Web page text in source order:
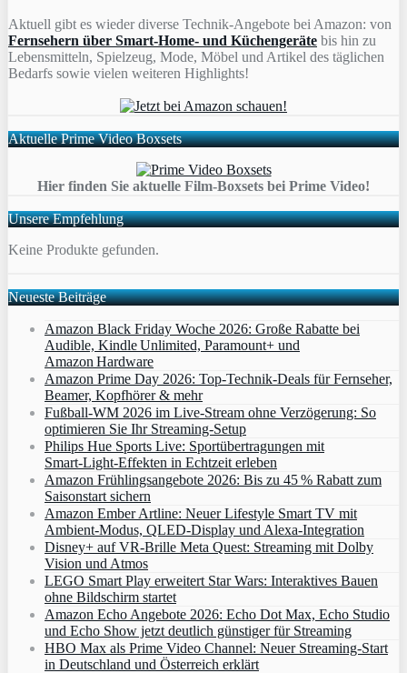
Aktuell gibt es wieder diverse Technik-Angebote bei Amazon: von
Fernsehern über Smart-Home- und Küchengeräte bis hin zu
Lebensmitteln, Spielzeug, Mode, Möbel und Artikel des täglichen
Bedarfs sowie vielen weiteren Highlights!
Aktuelle Prime Video Boxsets
Hier finden Sie aktuelle Film-Boxsets bei Prime Video!
Unsere Empfehlung
Keine Produkte gefunden.
Neueste Beiträge
Amazon Black Friday Woche 2026: Große Rabatte bei
Audible, Kindle Unlimited, Paramount+ und
Amazon Hardware
Amazon Prime Day 2026: Top-Technik-Deals für Fernseher,
Beamer, Kopfhörer & mehr
Fußball-WM 2026 im Live-Stream ohne Verzögerung: So
optimieren Sie Ihr Streaming-Setup
Philips Hue Sports Live: Sportübertragungen mit
Smart‑Light‑Effekten in Echtzeit erleben
Amazon Frühlingsangebote 2026: Bis zu 45 % Rabatt zum
Saisonstart sichern
Amazon Ember Artline: Neuer Lifestyle Smart TV mit
Ambient‑Modus, QLED‑Display und Alexa‑Integration
Disney+ auf VR-Brille Meta Quest: Streaming mit Dolby
Vision und Atmos
LEGO Smart Play erweitert Star Wars: Interaktives Bauen
ohne Bildschirm startet
Amazon Echo Angebote 2026: Echo Dot Max, Echo Studio
und Echo Show jetzt deutlich günstiger für Streaming
HBO Max als Prime Video Channel: Neuer Streaming‑Start
in Deutschland und Österreich erklärt